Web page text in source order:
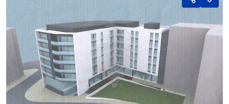
Partilhar